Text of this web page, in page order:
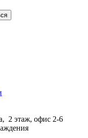
2 этаж, офис 2-6